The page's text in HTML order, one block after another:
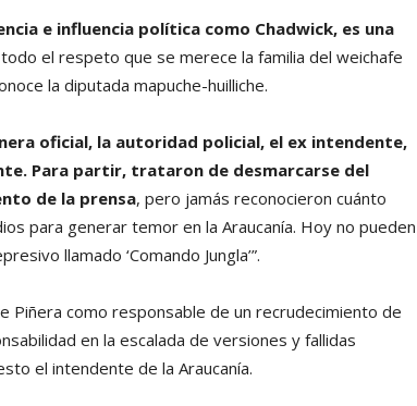
e influencia política como Chadwick, es una
el respeto que se merece la familia del weichafe
la diputada mapuche-huilliche.
oficial, la autoridad policial, el ex intendente,
Para partir, trataron de desmarcarse del
de la prensa, pero jamás reconocieron cuánto
para generar temor en la Araucanía. Hoy no pueden
llamado ‘Comando Jungla’”.
Piñera como responsable de un recrudecimiento de
en la escalada de versiones y fallidas
el intendente de la Araucanía.